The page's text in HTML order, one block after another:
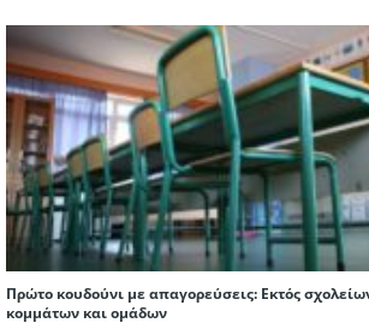
Πρώτο κουδούνι με απαγορεύσεις: Εκτός
κομμάτων και ομάδων